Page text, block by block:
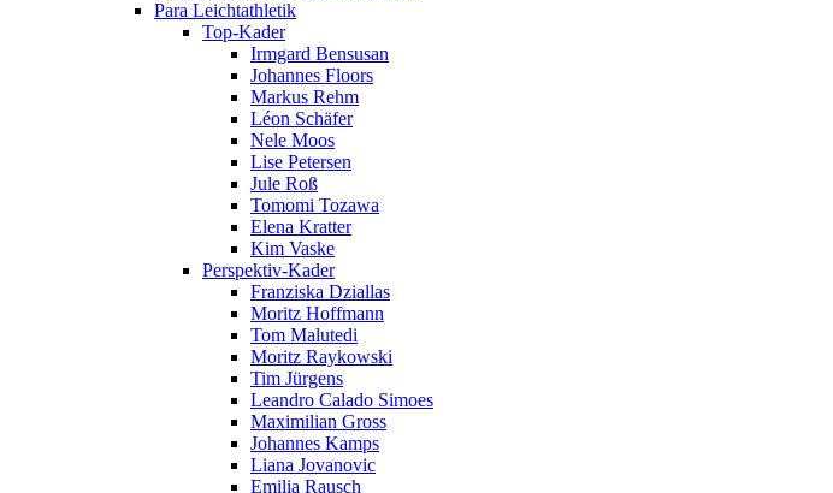
Para Leichtathletik
Top-Kader
Irmgard Bensusan
Johannes Floors
Markus Rehm
Léon Schäfer
Nele Moos
Lise Petersen
Jule Roß
Tomomi Tozawa
Elena Kratter
Kim Vaske
Perspektiv-Kader
Franziska Dziallas
Moritz Hoffmann
Tom Malutedi
Moritz Raykowski
Tim Jürgens
Leandro Calado Simoes
Maximilian Gross
Johannes Kamps
Liana Jovanovic
Emilia Rausch